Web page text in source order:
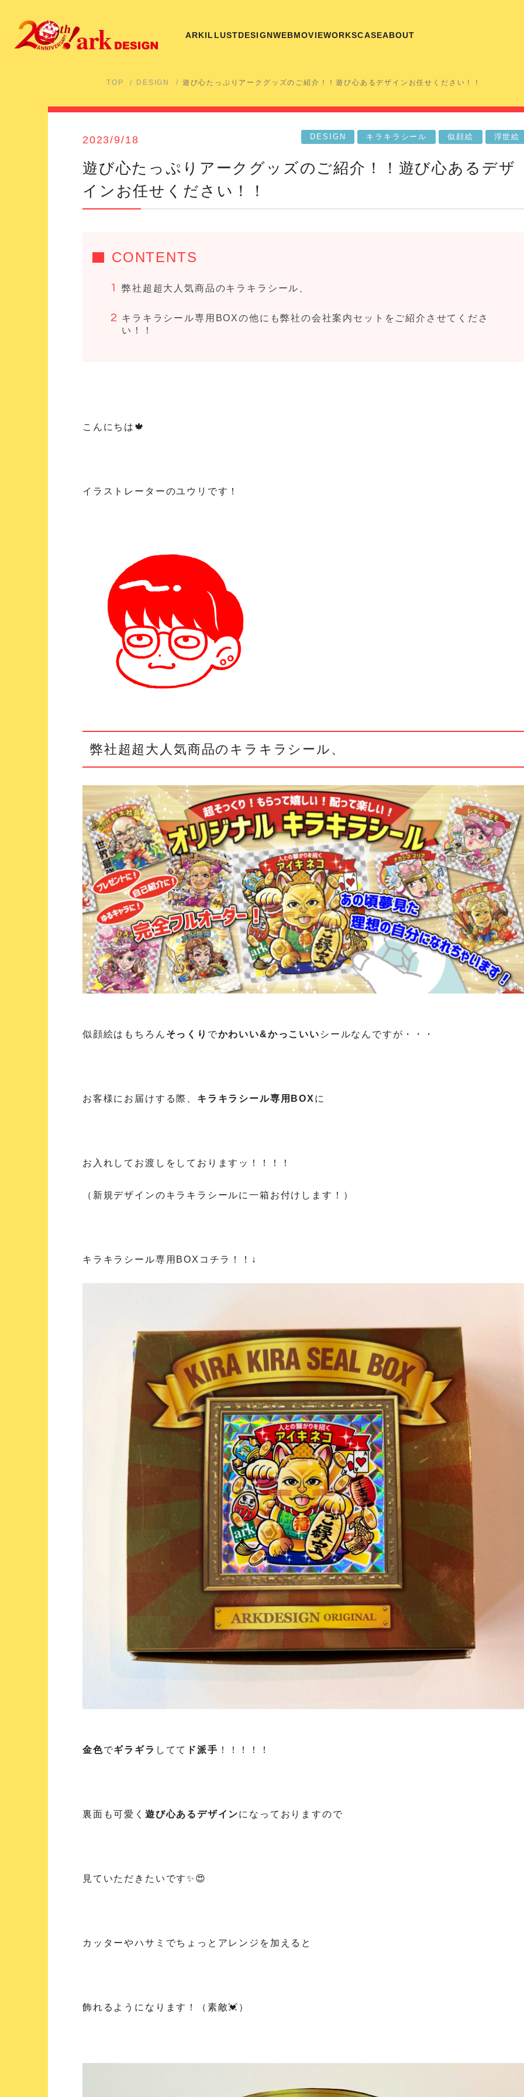
ARKILLUSTDESIGNWEBMOVIEWORKSCASEABOUT
TOP DESIGN 遊び心たっぷりアークグッズのご紹介！！遊び心あるデザインお任せください！！
2023/9/18 DESIGN キラキラシール 似顔絵 浮世絵
遊び心たっぷりアークグッズのご紹介！！遊び心あるデザ
インお任せください！！
CONTENTS
弊社超超大人気商品のキラキラシール、
キラキラシール専用BOXの他にも弊社の会社案内セットをご紹介させてくださ
い！！
こんにちは🍁
イラストレーターのユウリです！
弊社超超大人気商品のキラキラシール、
似顔絵はもちろん そっくり でかわいい&かっこいい シールなんですが・・・
お客様にお届けする際、 キラキラシール専用BOX に
お入れしてお渡しをしておりますッ！！！！
（新規デザインのキラキラシールに一箱お付けします！）
キラキラシール専用BOXコチラ！！↓
金色でギラギラ してて ド派手 ！！！！！
裏面も可愛く 遊び心あるデザインになっておりますので
見ていただきたいです✨😍
カッターやハサミでちょっとアレンジを加えると
飾れるようになります！（素敵💓）